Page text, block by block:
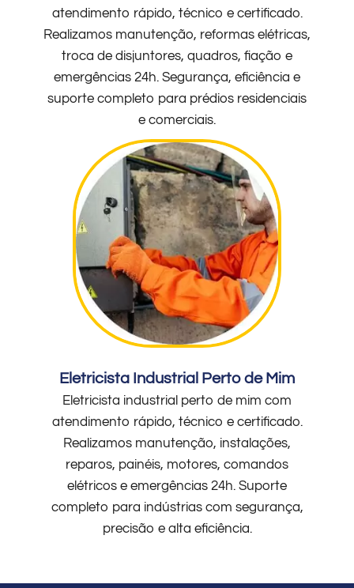
atendimento rápido, técnico e certificado.
Realizamos manutenção, reformas elétricas,
troca de disjuntores, quadros, fiação e
emergências 24h. Segurança, eficiência e
suporte completo para prédios residenciais
e comerciais.
Eletricista Industrial Perto de Mim
Eletricista industrial perto de mim com
atendimento rápido, técnico e certificado.
Realizamos manutenção, instalações,
reparos, painéis, motores, comandos
elétricos e emergências 24h. Suporte
completo para indústrias com segurança,
precisão e alta eficiência.